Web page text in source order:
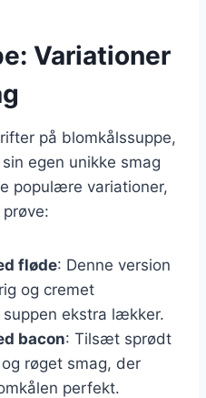
Variationer
på blomkålssuppe,
egen unikke smag
populære variationer,
fløde: Denne version
og cremet
ekstra lækker.
bacon: Tilsæt sprødt
røget smag, der
perfekt.